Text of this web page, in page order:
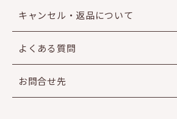
キャンセル・返品について
よくある質問
お問合せ先